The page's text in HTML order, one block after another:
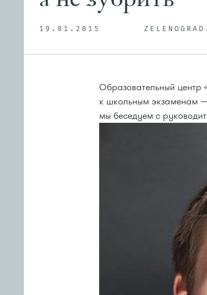
19.01.2015
Образовательный центр
к школьным экзаменам
мы беседуем с